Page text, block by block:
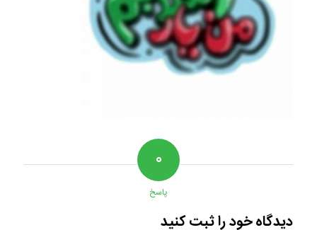
۰
پاسخ
دیدگاه خود را ثبت کنید